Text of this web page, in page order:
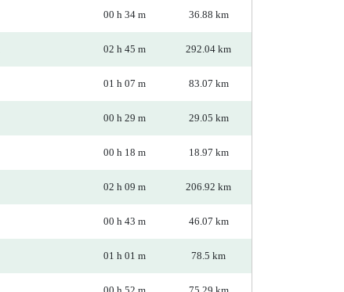
00 h 34 m 36.88 km
02 h 45 m 292.04 km
01 h 07 m 83.07 km
00 h 29 m 29.05 km
00 h 18 m 18.97 km
02 h 09 m 206.92 km
00 h 43 m 46.07 km
01 h 01 m 78.5 km